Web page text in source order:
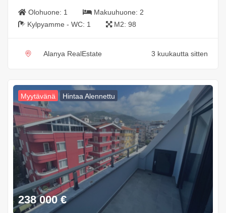
Olohuone: 1 Makuuhuone: 2
Kylpyamme - WC: 1 M2: 98
Alanya RealEstate 3 kuukautta sitten
Myytävänä Hintaa Alennettu
238 000 €